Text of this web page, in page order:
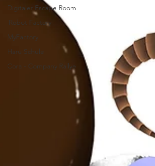
Digitaler Escape Room
iRobot Factory
MyFactory
Haru Schule
Cora - Company Rallye